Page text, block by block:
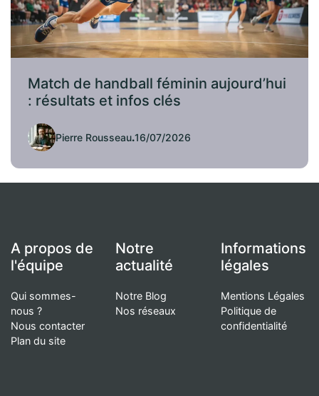
Match de handball féminin aujourd’hui
: résultats et infos clés
Pierre Rousseau.16/07/2026
A propos de
l'équipe
Qui sommes-
nous ?
Nous contacter
Plan du site
Notre
actualité
Notre Blog
Nos réseaux
Informations
légales
Mentions Légales
Politique de
confidentialité